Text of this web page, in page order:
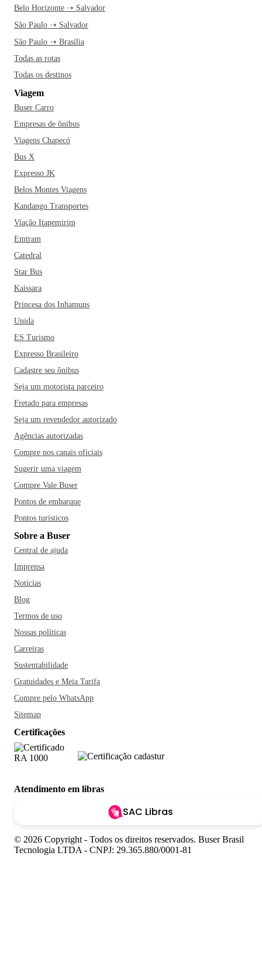
Belo Horizonte ➝ Salvador
São Paulo ➝ Salvador
São Paulo ➝ Brasília
Todas as rotas
Todas os destinos
Viagem
Buser Carro
Empresas de ônibus
Viagens Chapecó
Bus X
Expresso JK
Belos Montes Viagens
Kandango Transportes
Viação Itapemirim
Emtram
Catedral
Star Bus
Kaissara
Princesa dos Inhamuns
Unida
ES Turismo
Expresso Brasileiro
Cadastre seu ônibus
Seja um motorista parceiro
Fretado para empresas
Seja um revendedor autorizado
Agências autorizadas
Compre nos canais oficiais
Sugerir uma viagem
Compre Vale Buser
Pontos de embarque
Pontos turísticos
Sobre a Buser
Central de ajuda
Imprensa
Notícias
Blog
Termos de uso
Nossas políticas
Carreiras
Sustentabilidade
Gratuidades e Meia Tarifa
Compre pelo WhatsApp
Sitemap
Certificações
Atendimento em libras
SAC Libras
© 2026 Copyright - Todos os direitos reservados. Buser Brasil
Tecnologia LTDA - CNPJ: 29.365.880/0001-81